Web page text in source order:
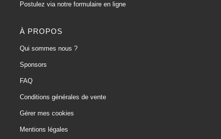
Postulez via notre formulaire en ligne
À PROPOS
Qui sommes nous ?
Sponsors
FAQ
Conditions générales de vente
Gérer mes cookies
Mentions légales